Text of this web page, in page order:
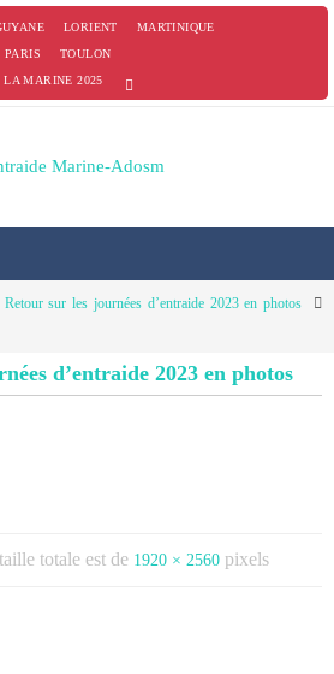
LORIENT
MARTINIQUE
PARIS
TOULON
LA MARINE 2025
Retour sur les journées d’entraide 2023 en photos
d’entraide 2023 en photos
totale est de 1920 × 2560 pixels